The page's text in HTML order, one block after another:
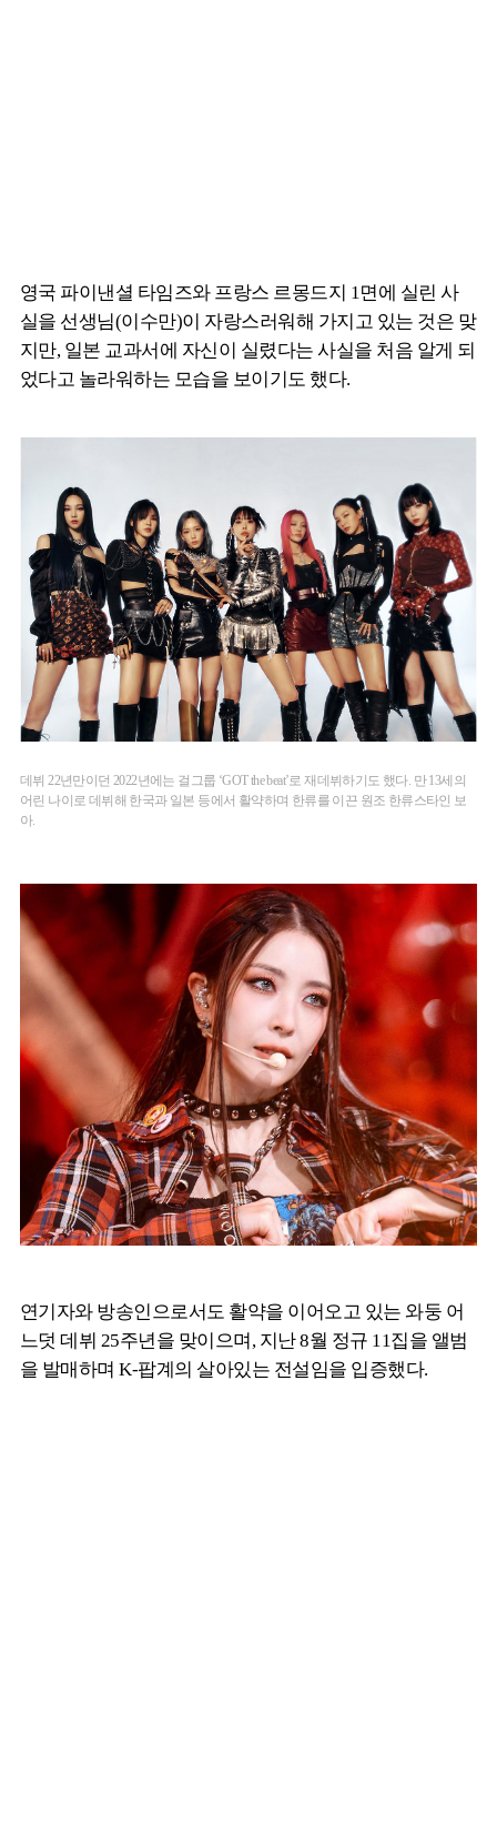
영국 파이낸셜 타임즈와 프랑스 르몽드지 1면에 실린 사
실을 선생님(이수만)이 자랑스러워해 가지고 있는 것은 맞
지만, 일본 교과서에 자신이 실렸다는 사실을 처음 알게 되
었다고 놀라워하는 모습을 보이기도 했다.
데뷔 22년만이던 2022년에는 걸그룹 ‘GOT the beat’로 재데뷔하기도 했다. 만 13세의
어린 나이로 데뷔해 한국과 일본 등에서 활약하며 한류를 이끈 원조 한류스타인 보
아.
연기자와 방송인으로서도 활약을 이어오고 있는 와둥 어
느덧 데뷔 25주년을 맞이으며, 지난 8월 정규 11집을 앨범
을 발매하며 K-팝계의 살아있는 전설임을 입증했다.